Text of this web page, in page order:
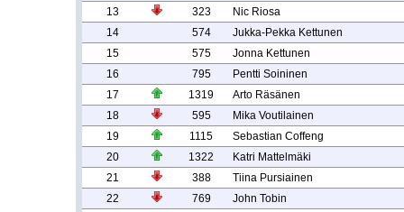
13
323
Nic Riosa
14
574
Jukka-Pekka Kettunen
15
575
Jonna Kettunen
16
795
Pentti Soininen
17
1319
Arto Räsänen
18
595
Mika Voutilainen
19
1115
Sebastian Coffeng
20
1322
Katri Mattelmäki
21
388
Tiina Pursiainen
22
769
John Tobin